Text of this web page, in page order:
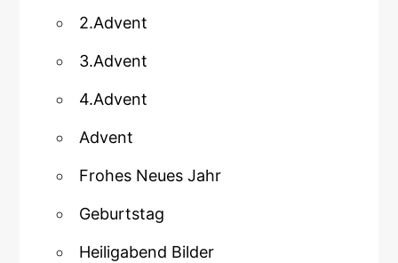
2.Advent
3.Advent
4.Advent
Advent
Frohes Neues Jahr
Geburtstag
Heiligabend Bilder